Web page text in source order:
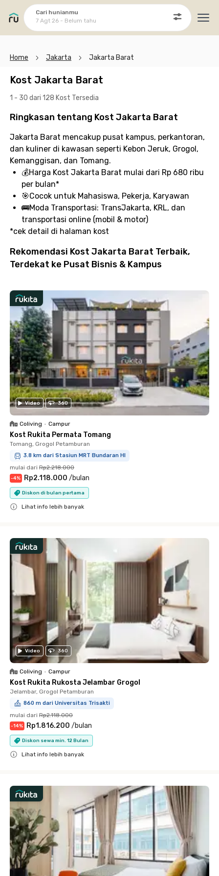
Cari hunianmu
7 Agt 26 - Belum tahu
Home Jakarta Jakarta Barat
Kost Jakarta Barat
1 - 30 dari 128 Kost Tersedia
Ringkasan tentang Kost Jakarta Barat
Jakarta Barat mencakup pusat kampus, perkantoran,
dan kuliner di kawasan seperti Kebon Jeruk, Grogol,
Kemanggisan, dan Tomang.
💰Harga Kost Jakarta Barat mulai dari Rp 680 ribu
per bulan*
🎯Cocok untuk Mahasiswa, Pekerja, Karyawan
🚌Moda Transportasi: TransJakarta, KRL, dan
transportasi online (mobil & motor)
*cek detail di halaman kost
Rekomendasi Kost Jakarta Barat Terbaik,
Terdekat ke Pusat Bisnis & Kampus
Video 360
Coliving • Campur
Kost Rukita Permata Tomang
Tomang, Grogol Petamburan
3.8 km dari Stasiun MRT Bundaran HI
mulai dari Rp2.218.000
-4% Rp2.118.000 /bulan
Diskon di bulan pertama
Lihat info lebih banyak
Video 360
Coliving • Campur
Kost Rukita Rukosta Jelambar Grogol
Jelambar, Grogol Petamburan
860 m dari Universitas Trisakti
mulai dari Rp2.118.000
-14% Rp1.816.200 /bulan
Diskon sewa min. 12 Bulan
Lihat info lebih banyak